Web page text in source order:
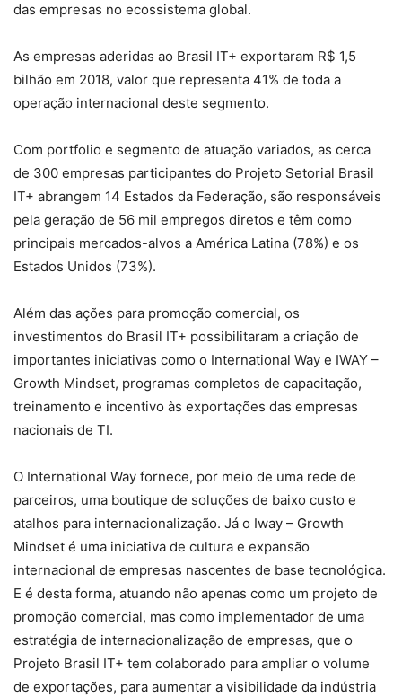
das empresas no ecossistema global.
As empresas aderidas ao Brasil IT+ exportaram R$ 1,5
bilhão em 2018, valor que representa 41% de toda a
operação internacional deste segmento.
Com portfolio e segmento de atuação variados, as cerca
de 300 empresas participantes do Projeto Setorial Brasil
IT+ abrangem 14 Estados da Federação, são responsáveis
pela geração de 56 mil empregos diretos e têm como
principais mercados-alvos a América Latina (78%) e os
Estados Unidos (73%).
Além das ações para promoção comercial, os
investimentos do Brasil IT+ possibilitaram a criação de
importantes iniciativas como o International Way e IWAY –
Growth Mindset, programas completos de capacitação,
treinamento e incentivo às exportações das empresas
nacionais de TI.
O International Way fornece, por meio de uma rede de
parceiros, uma boutique de soluções de baixo custo e
atalhos para internacionalização. Já o Iway – Growth
Mindset é uma iniciativa de cultura e expansão
internacional de empresas nascentes de base tecnológica.
E é desta forma, atuando não apenas como um projeto de
promoção comercial, mas como implementador de uma
estratégia de internacionalização de empresas, que o
Projeto Brasil IT+ tem colaborado para ampliar o volume
de exportações, para aumentar a visibilidade da indústria